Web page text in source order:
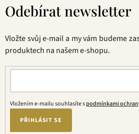
Odebírat newsletter
Vložte svůj e-mail a my vám budeme
produktech na našem e-shopu.
Vložením e-mailu souhlasíte spodmínkami
PŘIHLÁSIT SE